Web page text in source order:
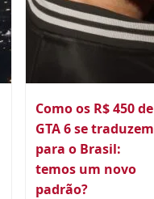
Como os R$ 450 de
GTA 6 se traduzem
para o Brasil:
temos um novo
padrão?